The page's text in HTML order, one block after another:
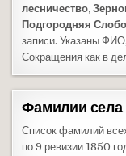
лесничество,
Подгородняя
записи. Указаны
Сокращения как в
Фамилии села
Список фамилий
по 9 ревизии 1850